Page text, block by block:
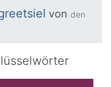
von den